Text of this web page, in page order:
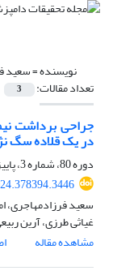
نویسنده =سعید
تعداد مقالات: 3
جراحی برداشت
در یک قلاده سگ
دوره 80، شماره 3، پاییز 1404، صفحه
سعید فرزادمهاجری،
غیاثی طرزی، آرین
مشاهده مقاله